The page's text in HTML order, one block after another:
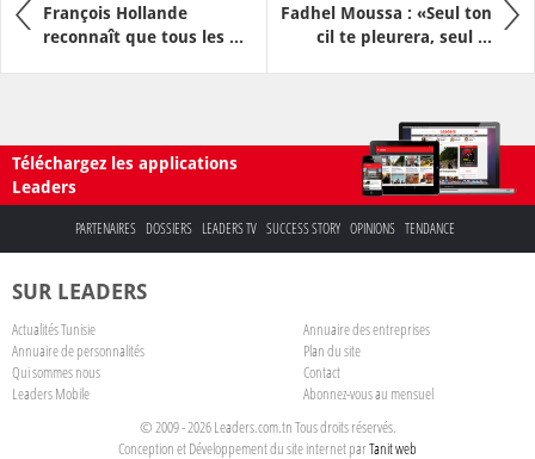
François Hollande
reconnaît que tous les ...
Fadhel Moussa : «Seul ton
cil te pleurera, seul ...
Téléchargez les applications
Leaders
PARTENAIRES DOSSIERS LEADERS TV SUCCESS STORY OPINIONS TENDANCE
SUR LEADERS
Actualités Tunisie
Annuaire des entreprises
Annuaire de personnalités
Plan du site
Qui sommes nous
Contact
Leaders Mobile
Abonnez-vous au mensuel
© 2009 - 2026 Leaders.com.tn Tous droits réservés.
Conception et Développement du site internet parTanit web